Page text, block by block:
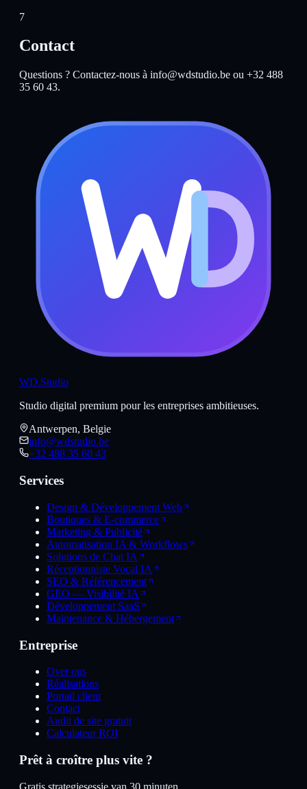
7
Contact
Questions ? Contactez-nous à info@wdstudio.be ou +32 488
35 60 43.
WD.Studio
Studio digital premium pour les entreprises ambitieuses.
Antwerpen, Belgie
info@wdstudio.be
+32 488 35 60 43
Services
Design & Développement Web
Boutiques & E-commerce
Marketing & Publicité
Automatisation IA & Workflows
Solutions de Chat IA
Réceptionniste Vocal IA
SEO & Référencement
GEO — Visibilité IA
Développement SaaS
Maintenance & Hébergement
Entreprise
Over ons
Réalisations
Portail client
Contact
Audit de site gratuit
Calculateur ROI
Prêt à croître plus vite ?
Gratis strategiesessie van 30 minuten.